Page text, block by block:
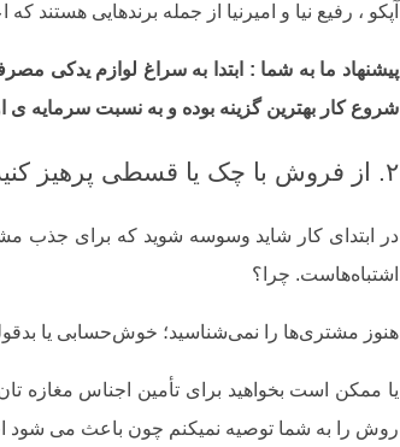
آپکو ، رفیع نیا و امیرنیا از جمله برندهایی هستند
پیشنهاد ما به شما : ابتدا به سراغ لوازم یدکی
شروع کار بهترین گزینه بوده و به نسبت سرمایه ی
۲. از فروش با چک یا قسطی پرهیز کنید
در ابتدای کار شاید وسوسه شوید که برای جذب
اشتباه‌هاست. چرا؟
هنوز مشتری‌ها را نمی‌شناسید؛ خوش‌حسابی یا
یا ممکن است بخواهید برای تأمین اجناس مغازه
روش را به شما توصیه نمیکنم چون باعث می شود